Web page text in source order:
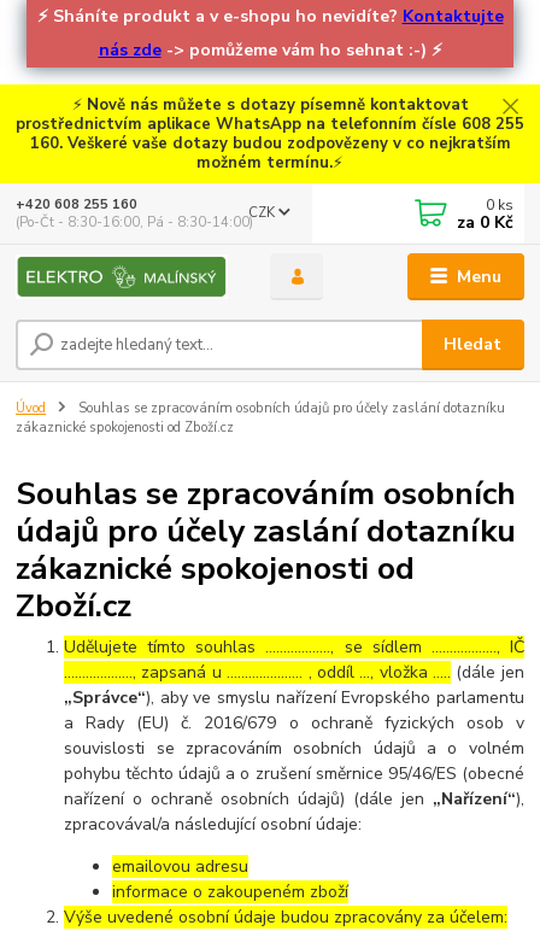
⚡ Sháníte produkt a v e-shopu ho nevidíte? Kontaktujte
nás zde-> pomůžeme vám ho sehnat :-) ⚡
⚡ Nově nás můžete s dotazy písemně kontaktovat
prostřednictvím aplikace WhatsApp na telefonním čísle 608 255
160. Veškeré vaše dotazy budou zodpovězeny v co nejkratším
možném termínu.⚡
Menu
CZK
Hledat
+420 608 255 160
(Po-Čt - 8:30-16:00, Pá - 8:30-14:00)
0 ks
za 0 Kč
Úvod
Souhlas se zpracováním osobních údajů pro účely zaslání dotazníku
zákaznické spokojenosti od Zboží.cz
Souhlas se zpracováním osobních
údajů pro účely zaslání dotazníku
zákaznické spokojenosti od
Zboží.cz
Udělujete tímto souhlas ……………..., se sídlem ………………, IČ
………………., zapsaná u ………………… , oddíl …, vložka ….. (dále jen
„Správce“), aby ve smyslu nařízení Evropského parlamentu
a Rady (EU) č. 2016/679 o ochraně fyzických osob v
souvislosti se zpracováním osobních údajů a o volném
pohybu těchto údajů a o zrušení směrnice 95/46/ES (obecné
nařízení o ochraně osobních údajů) (dále jen „Nařízení“),
zpracovával/a následující osobní údaje:
emailovou adresu
informace o zakoupeném zboží
Výše uvedené osobní údaje budou zpracovány za účelem: